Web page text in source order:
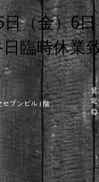
（金）6
臨時休業
）オープ
©
ブンビル1階​